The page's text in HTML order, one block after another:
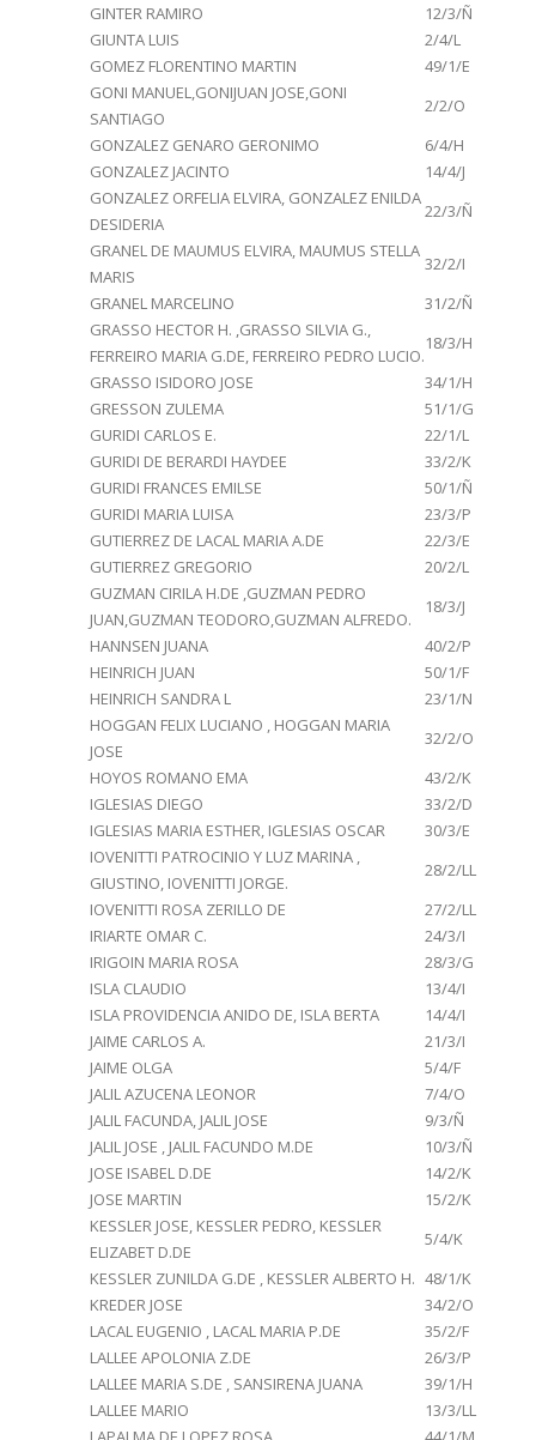
GINTER RAMIRO
12/3/Ñ
GIUNTA LUIS
2/4/L
GOMEZ FLORENTINO MARTIN
49/1/E
GONI MANUEL,GONIJUAN JOSE,GONI
SANTIAGO
2/2/O
GONZALEZ GENARO GERONIMO
6/4/H
GONZALEZ JACINTO
14/4/J
GONZALEZ ORFELIA ELVIRA, GONZALEZ ENILDA
DESIDERIA
22/3/Ñ
GRANEL DE MAUMUS ELVIRA, MAUMUS STELLA
MARIS
32/2/I
GRANEL MARCELINO
31/2/Ñ
GRASSO HECTOR H. ,GRASSO SILVIA G.,
FERREIRO MARIA G.DE, FERREIRO PEDRO LUCIO.
18/3/H
GRASSO ISIDORO JOSE
34/1/H
GRESSON ZULEMA
51/1/G
GURIDI CARLOS E.
22/1/L
GURIDI DE BERARDI HAYDEE
33/2/K
GURIDI FRANCES EMILSE
50/1/Ñ
GURIDI MARIA LUISA
23/3/P
GUTIERREZ DE LACAL MARIA A.DE
22/3/E
GUTIERREZ GREGORIO
20/2/L
GUZMAN CIRILA H.DE ,GUZMAN PEDRO
JUAN,GUZMAN TEODORO,GUZMAN ALFREDO.
18/3/J
HANNSEN JUANA
40/2/P
HEINRICH JUAN
50/1/F
HEINRICH SANDRA L
23/1/N
HOGGAN FELIX LUCIANO , HOGGAN MARIA
JOSE
32/2/O
HOYOS ROMANO EMA
43/2/K
IGLESIAS DIEGO
33/2/D
IGLESIAS MARIA ESTHER, IGLESIAS OSCAR
30/3/E
IOVENITTI PATROCINIO Y LUZ MARINA ,
GIUSTINO, IOVENITTI JORGE.
28/2/LL
IOVENITTI ROSA ZERILLO DE
27/2/LL
IRIARTE OMAR C.
24/3/I
IRIGOIN MARIA ROSA
28/3/G
ISLA CLAUDIO
13/4/I
ISLA PROVIDENCIA ANIDO DE, ISLA BERTA
14/4/I
JAIME CARLOS A.
21/3/I
JAIME OLGA
5/4/F
JALIL AZUCENA LEONOR
7/4/O
JALIL FACUNDA, JALIL JOSE
9/3/Ñ
JALIL JOSE , JALIL FACUNDO M.DE
10/3/Ñ
JOSE ISABEL D.DE
14/2/K
JOSE MARTIN
15/2/K
KESSLER JOSE, KESSLER PEDRO, KESSLER
ELIZABET D.DE
5/4/K
KESSLER ZUNILDA G.DE , KESSLER ALBERTO H. 48/1/K
KREDER JOSE
34/2/O
LACAL EUGENIO , LACAL MARIA P.DE
35/2/F
LALLEE APOLONIA Z.DE
26/3/P
LALLEE MARIA S.DE , SANSIRENA JUANA
39/1/H
LALLEE MARIO
13/3/LL